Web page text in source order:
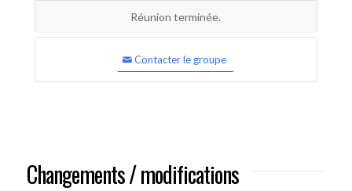
Réunion terminée.
Contacter le groupe
Changements / modifications